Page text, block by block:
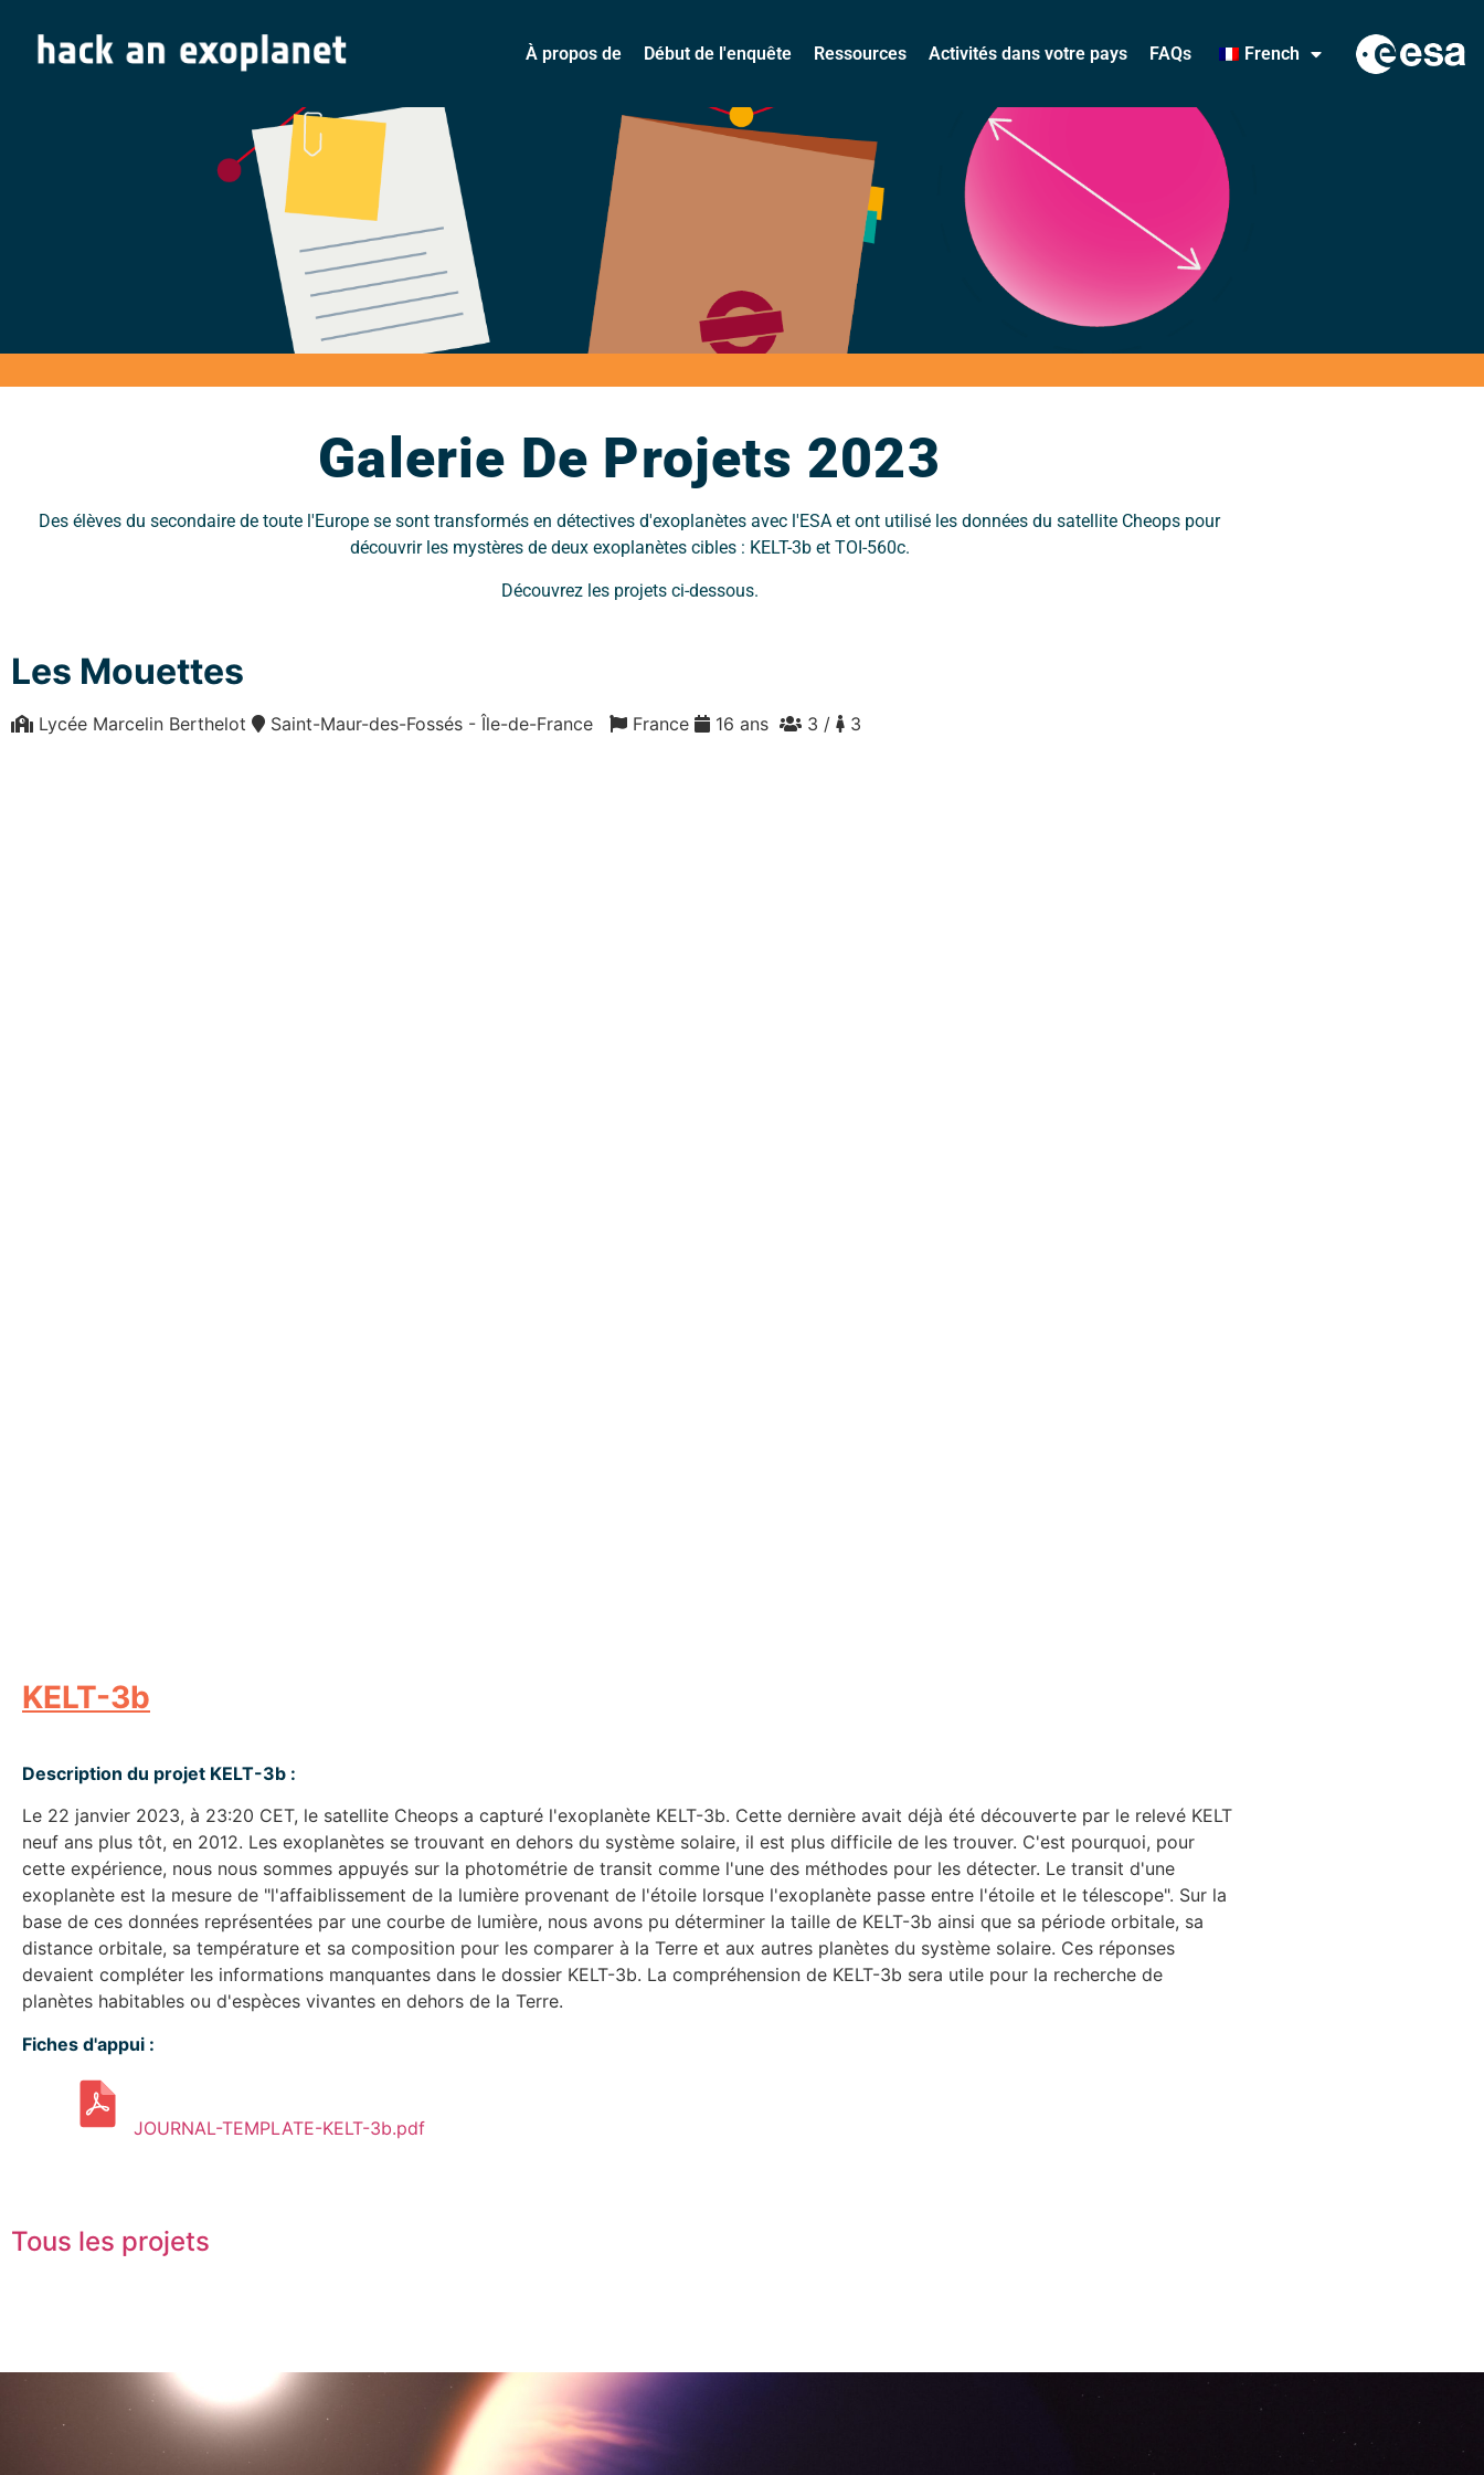
À propos de Début de l'enquête Ressources Activités dans votre pays FAQs French
Galerie De Projets 2023
Des élèves du secondaire de toute l'Europe se sont transformés en détectives d'exoplanètes avec l'ESA et ont utilisé les données du satellite Cheops pour
découvrir les mystères de deux exoplanètes cibles : KELT-3b et TOI-560c.
Découvrez les projets ci-dessous.
Les Mouettes
Lycée Marcelin Berthelot Saint-Maur-des-Fossés - Île-de-France France 16 ans 3 / 3
KELT-3b
Description du projet KELT-3b :
Le 22 janvier 2023, à 23:20 CET, le satellite Cheops a capturé l'exoplanète KELT-3b. Cette dernière avait déjà été découverte par le relevé KELT
neuf ans plus tôt, en 2012. Les exoplanètes se trouvant en dehors du système solaire, il est plus difficile de les trouver. C'est pourquoi, pour
cette expérience, nous nous sommes appuyés sur la photométrie de transit comme l'une des méthodes pour les détecter. Le transit d'une
exoplanète est la mesure de "l'affaiblissement de la lumière provenant de l'étoile lorsque l'exoplanète passe entre l'étoile et le télescope". Sur la
base de ces données représentées par une courbe de lumière, nous avons pu déterminer la taille de KELT-3b ainsi que sa période orbitale, sa
distance orbitale, sa température et sa composition pour les comparer à la Terre et aux autres planètes du système solaire. Ces réponses
devaient compléter les informations manquantes dans le dossier KELT-3b. La compréhension de KELT-3b sera utile pour la recherche de
planètes habitables ou d'espèces vivantes en dehors de la Terre.
Fiches d'appui :
JOURNAL-TEMPLATE-KELT-3b.pdf
Tous les projets